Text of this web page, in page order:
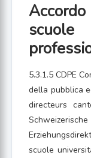
5.3.1.5 CDPE
della pubblica
directeurs
scuole